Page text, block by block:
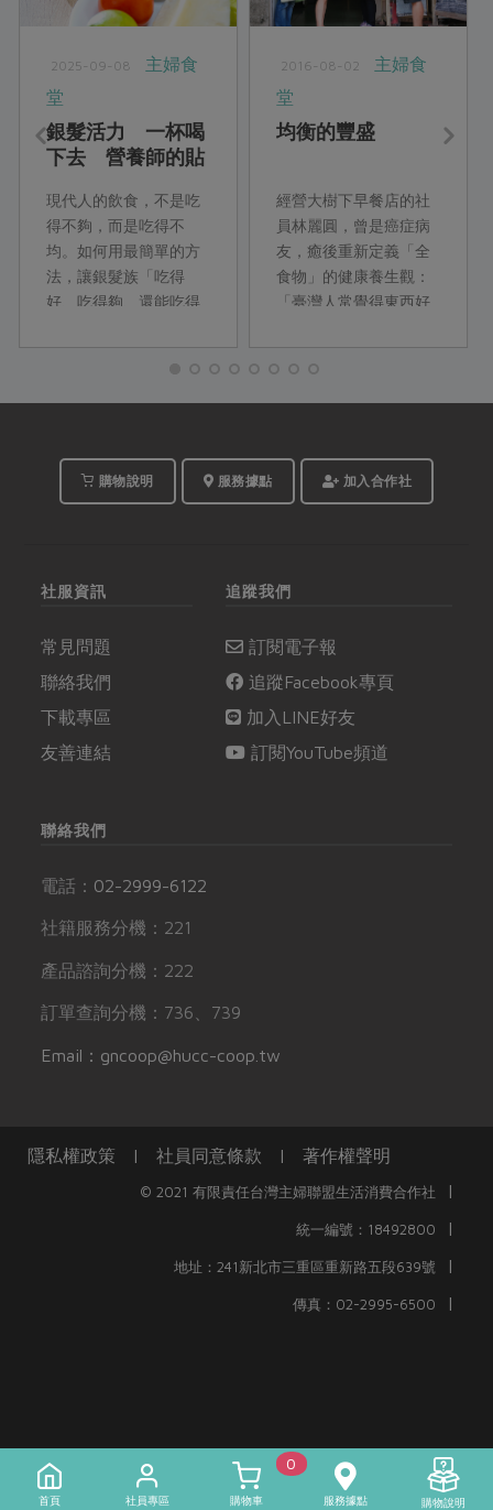
2025-09-08
主婦食
堂
銀髮活力 一杯喝
下去 營養師的貼
現代人的飲食，不是吃
得不夠，而是吃得不
均。如何用最簡單的方
法，讓銀髮族「吃得
好、吃得夠、還能吃得
別邀請資深營養師柯蘊
慧，從最新的營養調查
出發，設計以「飲品」
的營養缺口。
2016-08-02
主婦食
堂
均衡的豐盛
經營大樹下早餐店的社
員林麗圓，曾是癌症病
友，癒後重新定義「全
食物」的健康養生觀：
「臺灣人常覺得東西好
就隨便吃，其實所謂的
且量不對就不行。如果
購物說明 服務據點 加入合作社
社服資訊
常見問題
聯絡我們
下載專區
友善連結
追蹤我們
訂閱電子報
追蹤Facebook專頁
加入LINE好友
訂閱YouTube頻道
聯絡我們
電話： 02-2999-6122
社籍服務分機：221
產品諮詢分機：222
訂單查詢分機：736、739
Email：gncoop@hucc-coop.tw
隱私權政策 | 社員同意條款 | 著作權聲明
© 2021 有限責任台灣主婦聯盟生活消費合作社 |
統一編號：18492800 |
地址：241新北市三重區重新路五段639號 |
傳真：02-2995-6500 |
首頁 社員專區
0
購物車 服務據點 購物說明